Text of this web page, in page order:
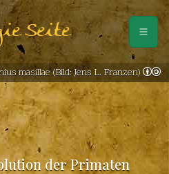
Seite
der Primaten
masillae (Bild: Jens L. Franzen)